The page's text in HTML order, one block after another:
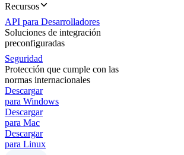
Recursos
API para Desarrolladores
Soluciones de integración
preconfiguradas
Seguridad
Protección que cumple con las
normas internacionales
Descargar
para Windows
Descargar
para Mac
Descargar
para Linux